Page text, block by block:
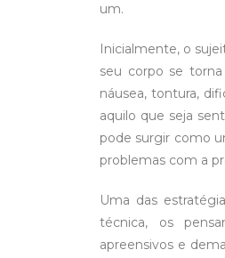
um.
Inicialmente, o
seu corpo se
náusea, tontura,
aquilo que seja
pode surgir como
problemas com a
Uma das
técnica, os
apreensivos e